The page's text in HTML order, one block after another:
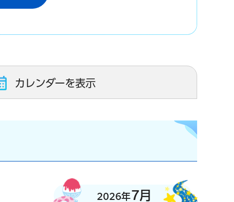
カレンダーを表示
2026年7月